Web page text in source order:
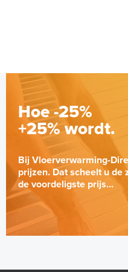
Hoe -25%
+25% wordt.
Bij Vloerverwarming-
prijzen. Dat scheelt u de
de voordeligste prijs...